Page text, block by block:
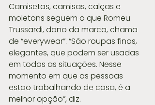
Camisetas, camisas, calças e
moletons seguem o que Romeu
Trussardi, dono da marca, chama
de “everywear”. “São roupas finas,
elegantes, que podem ser usadas
em todas as situações. Nesse
momento em que as pessoas
estão trabalhando de casa, é a
melhor opção”, diz.